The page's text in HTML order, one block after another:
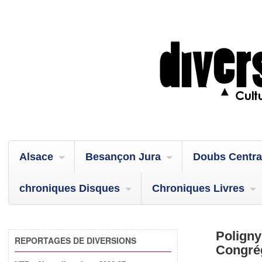
Alsace Besançon Jura Doubs
chroniques Disques Chroniques Livres
REPORTAGES DE DIVERSIONS